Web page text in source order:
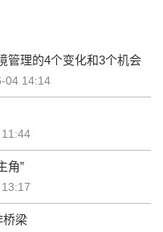
管理的4个变化和3个机会
04 14:14
角”
桥梁